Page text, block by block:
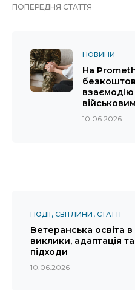
ПОПЕРЕДНЯ СТАТТЯ
НОВИНИ
На
10.06.2026
ПОДІЇ СВІТЛИНИ СТАТТІ
Ветеранська освіта в
виклики, адаптація та
підходи
10.06.2026